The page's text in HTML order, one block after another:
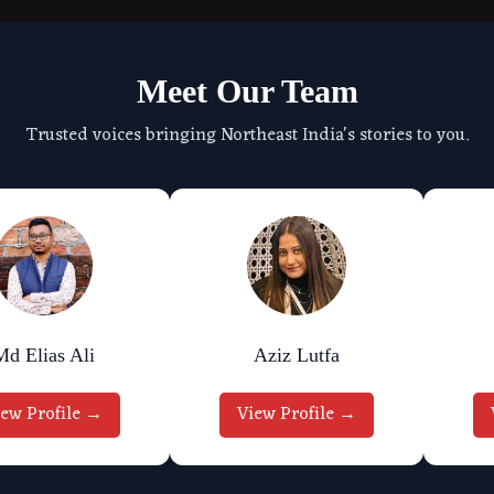
Meet Our Team
Trusted voices bringing Northeast India's stories to you.
Elias Ali
Profile →
Aziz Lutfa
View Profile →